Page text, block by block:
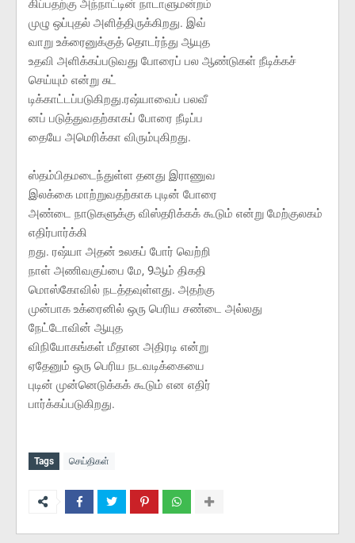
கிப்பதற்கு அந்நாட்டின் நாடாளுமன்றம்
முழு ஒப்புதல் அளித்திருக்கிறது. இவ்
வாறு உக்ரைனுக்குத் தொடர்ந்து ஆயுத
உதவி அளிக்கப்படுவது போரைப் பல ஆண்டுகள் நீடிக்கச்
செய்யும் என்று சுட்
டிக்காட்டப்படுகிறது.ரஷ்யாவைப் பலவீ
னப் படுத்துவதற்காகப் போரை நீடிப்ப
தையே அமெரிக்கா விரும்புகிறது.
ஸ்தம்பிதமடைந்துள்ள தனது இராணுவ
இலக்கை மாற்றுவதற்காக புடின் போரை
அண்டை நாடுகளுக்கு விஸ்தரிக்கக் கூடும் என்று மேற்குலகம்
எதிர்பார்க்கி
றது. ரஷ்யா அதன் உலகப் போர் வெற்றி
நாள் அணிவகுப்பை மே, 9ஆம் திகதி
மொஸ்கோவில் நடத்தவுள்ளது. அதற்கு
முன்பாக உக்ரைனில் ஒரு பெரிய சண்டை அல்லது
நேட்டோவின் ஆயுத
விநியோகங்கள் மீதான அதிரடி என்று
ஏதேனும் ஒரு பெரிய நடவடிக்கையை
புடின் முன்னெடுக்கக் கூடும் என எதிர்
பார்க்கப்படுகிறது.
Tags செய்திகள்